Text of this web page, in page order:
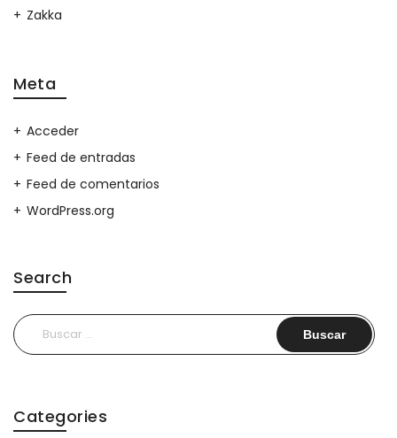
Zakka
Meta
Acceder
Feed de entradas
Feed de comentarios
WordPress.org
Search
Buscar:
Categories